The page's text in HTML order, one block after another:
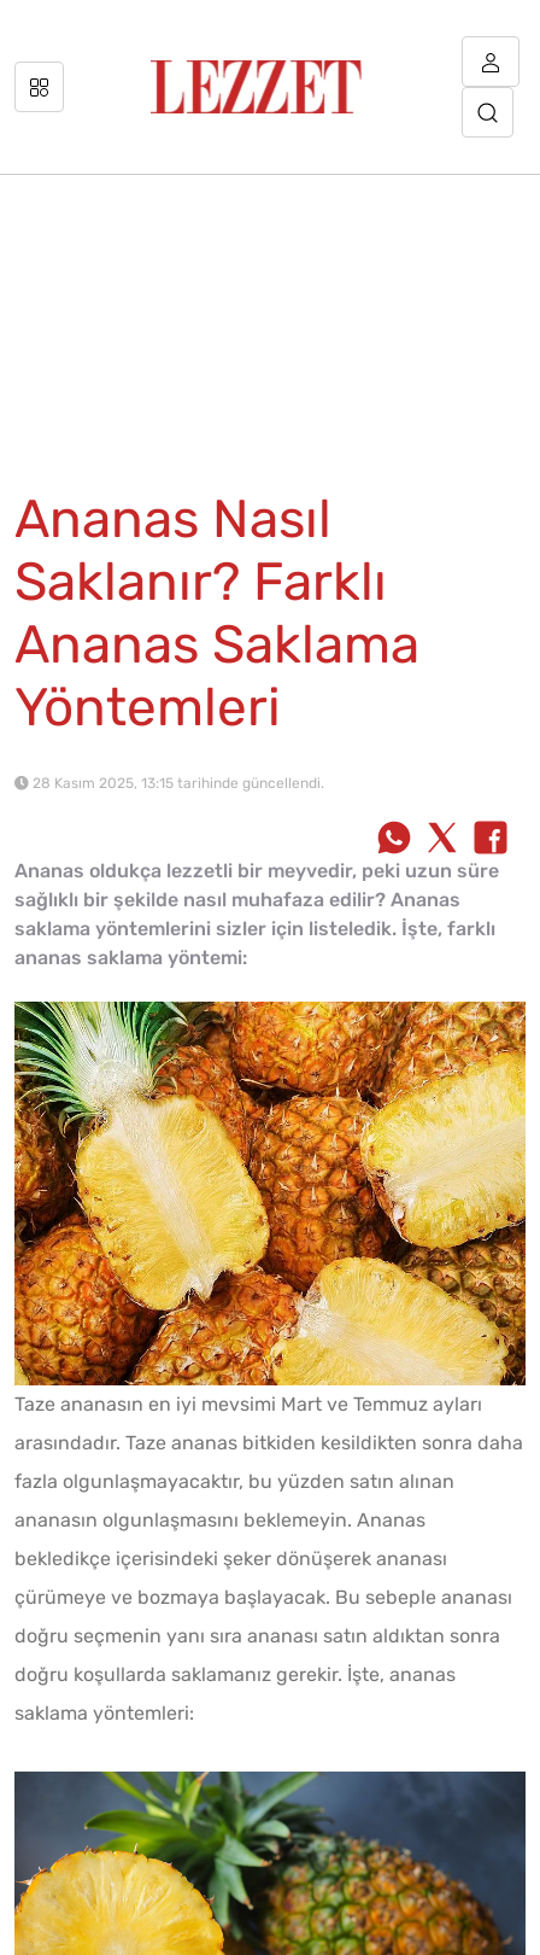
Ananas Nasıl
Saklanır? Farklı
Ananas Saklama
Yöntemleri
28 Kasım 2025, 13:15 tarihinde güncellendi.
Ananas oldukça lezzetli bir meyvedir, peki uzun süre
sağlıklı bir şekilde nasıl muhafaza edilir? Ananas
saklama yöntemlerini sizler için listeledik. İşte, farklı
ananas saklama yöntemi:
Taze ananasın en iyi mevsimi Mart ve Temmuz ayları
arasındadır. Taze ananas bitkiden kesildikten sonra daha
fazla olgunlaşmayacaktır, bu yüzden satın alınan
ananasın olgunlaşmasını beklemeyin. Ananas
bekledikçe içerisindeki şeker dönüşerek ananası
çürümeye ve bozmaya başlayacak. Bu sebeple ananası
doğru seçmenin yanı sıra ananası satın aldıktan sonra
doğru koşullarda saklamanız gerekir. İşte, ananas
saklama yöntemleri: